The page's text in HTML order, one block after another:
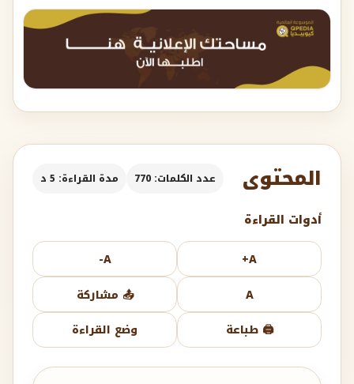
المحتوى عدد الكلمات: 770 مدة القراءة: 5 د
أدوات القراءة
A+
A-
A
📤 مشاركة
🖨️ طباعة
وضع القراءة